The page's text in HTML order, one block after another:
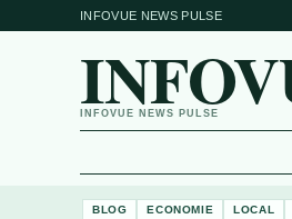
INFOVUE NEWS PULSE
INFOVUE NEWS PULSE
BLOG ECONOMIE LOCAL